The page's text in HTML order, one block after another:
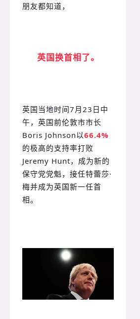
朋友都知道，
英国换首相了。
英国当地时间7月23日中
午，英国前伦敦市市长
Boris Johnson以66.4%
的极高的支持率打败
Jeremy Hunt，成为新的
保守党党魁，接任特蕾莎·
梅并成为英国新一任首
相。